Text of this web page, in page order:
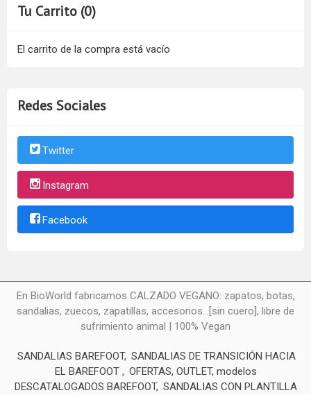
Tu Carrito (0)
El carrito de la compra está vacío
Redes Sociales
Twitter
Instagram
Facebook
En BioWorld fabricamos CALZADO VEGANO: zapatos, botas,
sandalias, zuecos, zapatillas, accesorios...[sin cuero], libre de
sufrimiento animal | 100% Vegan
SANDALIAS BAREFOOT SANDALIAS DE TRANSICIÓN HACIA
EL BAREFOOT
OFERTAS, OUTLET, modelos
DESCATALOGADOS BAREFOOT SANDALIAS CON PLANTILLA